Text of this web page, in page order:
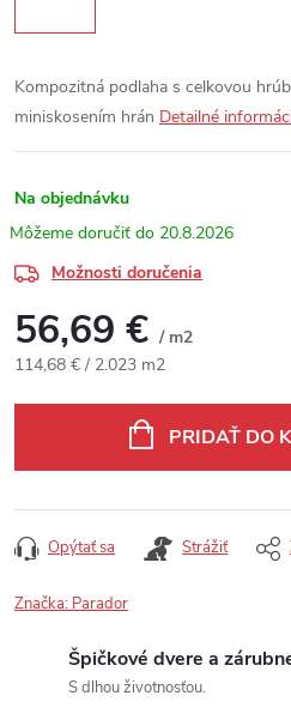
Kompozitná podlaha s celkovou
miniskosením hrán Detailné
Na objednávku
20.8.2026
Možnosti doručenia
56,69 € / m2
Jednotková cena:
114,68 € / 2.023 m2
PRIDAŤ DO
Opýtať sa Strážiť
Značka: Parador
Špičkové dvere a
S dlhou životnosťou.